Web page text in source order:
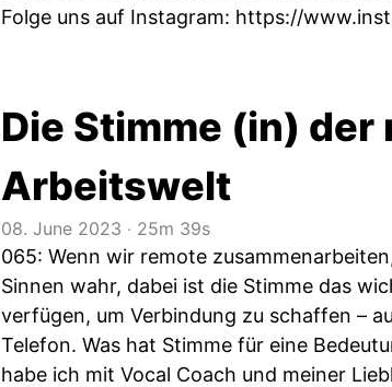
Folge uns auf Instagram: https://
Die Stimme (in) der
Arbeitswelt
08. June 2023 ‧ 25m 39s
065: Wenn wir remote
Sinnen wahr, dabei ist die Stimme das
verfügen, um Verbindung zu schaffen –
Telefon. Was hat Stimme für eine
habe ich mit Vocal Coach und meiner